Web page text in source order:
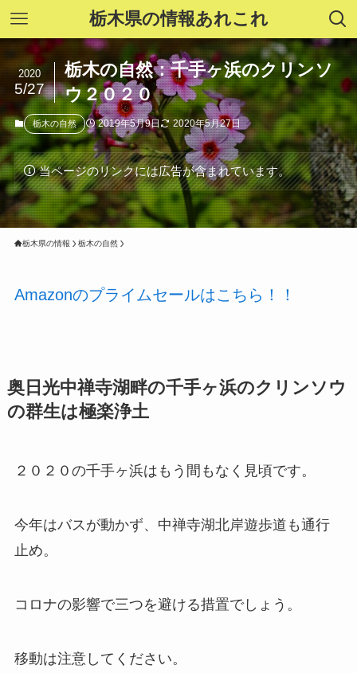
栃木県の情報あれこれ
栃木の自然：千手ヶ浜のクリンソ
ウ２０２０
2020
5/27
栃木の自然 2019年5月9日 2020年5月27日
当ページのリンクには広告が含まれています。
栃木県の情報 栃木の自然
Amazonのプライムセールはこちら！！
奥日光中禅寺湖畔の千手ヶ浜のクリンソウ
の群生は極楽浄土
２０２０の千手ヶ浜はもう間もなく見頃です。
今年はバスが動かず、中禅寺湖北岸遊歩道も通行
止め。
コロナの影響で三つを避ける措置でしょう。
移動は注意してください。